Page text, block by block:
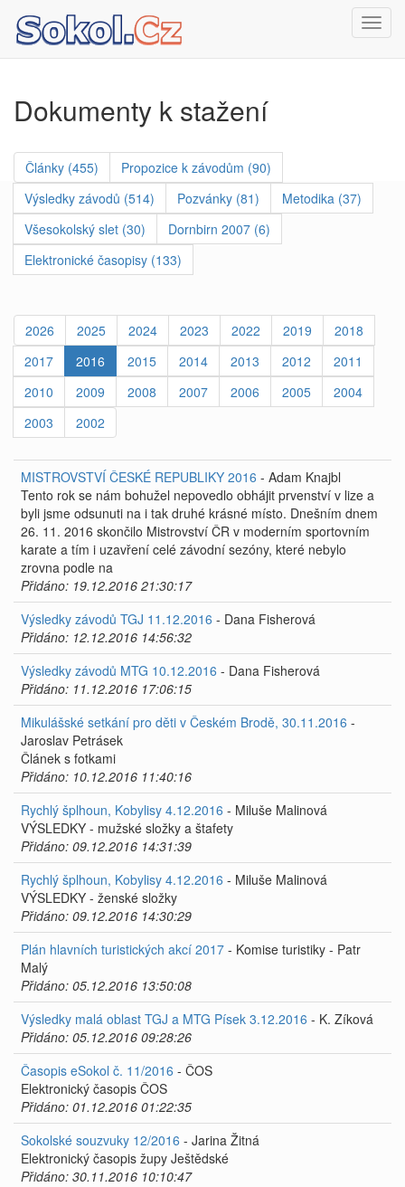
Dokumenty k stažení
Články (455)
Propozice k závodům (90)
Výsledky závodů (514)
Pozvánky (81)
Metodika (37)
Všesokolský slet (30)
Dornbirn 2007 (6)
Elektronické časopisy (133)
2026 2025 2024 2023 2022 2019
2018
2017
2016 2015 2014 2013 2012
2011
2010
2009 2008 2007 2006 2005
2004
2003
2002
MISTROVSTVÍ ČESKÉ REPUBLIKY 2016 - Adam Knajbl
Tento rok se nám bohužel nepovedlo obhájit prvenství v lize a
byli jsme odsunuti na i tak druhé krásné místo. Dnešním dnem
26. 11. 2016 skončilo Mistrovství ČR v moderním sportovním
karate a tím i uzavření celé závodní sezóny, které nebylo
zrovna podle na
Přidáno: 19.12.2016 21:30:17
Výsledky závodů TGJ 11.12.2016 - Dana Fisherová
Přidáno: 12.12.2016 14:56:32
Výsledky závodů MTG 10.12.2016 - Dana Fisherová
Přidáno: 11.12.2016 17:06:15
Mikulášské setkání pro děti v Českém Brodě, 30.11.2016 -
Jaroslav Petrásek
Článek s fotkami
Přidáno: 10.12.2016 11:40:16
Rychlý šplhoun, Kobylisy 4.12.2016 - Miluše Malinová
VÝSLEDKY - mužské složky a štafety
Přidáno: 09.12.2016 14:31:39
Rychlý šplhoun, Kobylisy 4.12.2016 - Miluše Malinová
VÝSLEDKY - ženské složky
Přidáno: 09.12.2016 14:30:29
Plán hlavních turistických akcí 2017 - Komise turistiky - Patr
Malý
Přidáno: 05.12.2016 13:50:08
Výsledky malá oblast TGJ a MTG Písek 3.12.2016 - K. Zíková
Přidáno: 05.12.2016 09:28:26
Časopis eSokol č. 11/2016 - ČOS
Elektronický časopis ČOS
Přidáno: 01.12.2016 01:22:35
Sokolské souzvuky 12/2016 - Jarina Žitná
Elektronický časopis župy Ještědské
Přidáno: 30.11.2016 10:10:47